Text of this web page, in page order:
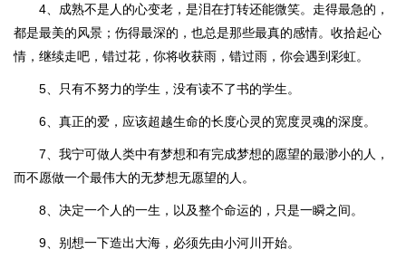
4、成熟不是人的心变老，是泪在打转还能微笑。走得最急的，
都是最美的风景；伤得最深的，也总是那些最真的感情。收拾起心
情，继续走吧，错过花，你将收获雨，错过雨，你会遇到彩虹。
5、只有不努力的学生，没有读不了书的学生。
6、真正的爱，应该超越生命的长度心灵的宽度灵魂的深度。
7、我宁可做人类中有梦想和有完成梦想的愿望的最渺小的人，
而不愿做一个最伟大的无梦想无愿望的人。
8、决定一个人的一生，以及整个命运的，只是一瞬之间。
9、别想一下造出大海，必须先由小河川开始。